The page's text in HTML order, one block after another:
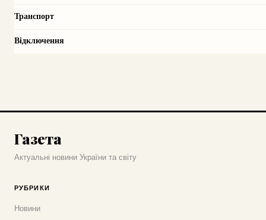
Транспорт
Відключення
Газета
Актуальні новини України та світу
РУБРИКИ
Новини